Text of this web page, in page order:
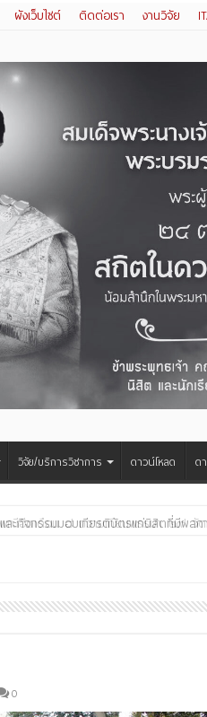
ผังเว็บไซต์ ติดต่อเรา งานวิจัย
วิจัย/บริการวิชาการ ดาวน์โหลด ด
ฮีตเดือน ๘ ถวายเทียนพรรษา ๒๙ วัด
0